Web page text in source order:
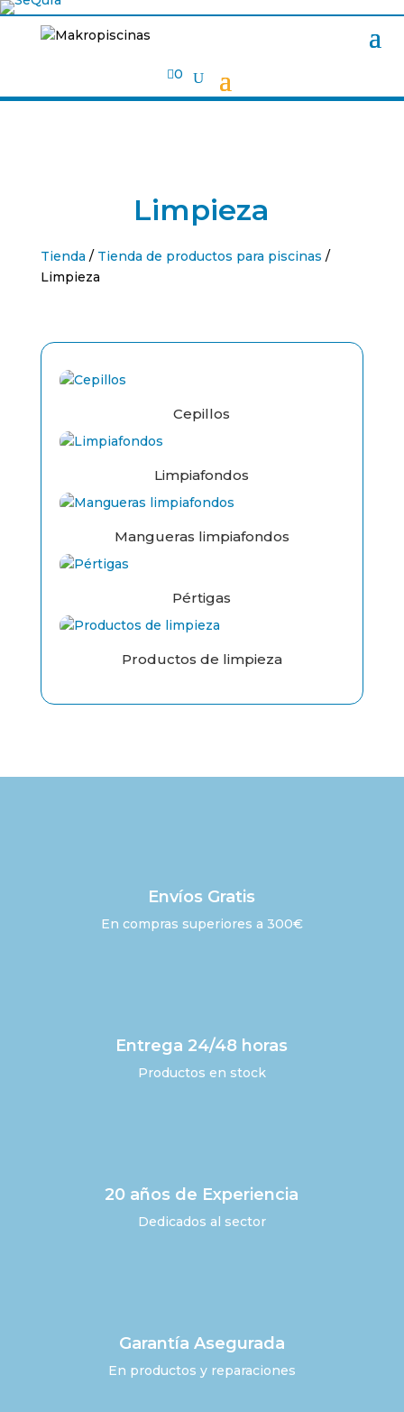
0
Limpieza
Tienda / Tienda de productos para piscinas /
Limpieza
Cepillos
Limpiafondos
Mangueras limpiafondos
Pértigas
Productos de limpieza
Envíos Gratis
En compras superiores a 300€
Entrega 24/48 horas
Productos en stock
20 años de Experiencia
Dedicados al sector
Garantía Asegurada
En productos y reparaciones